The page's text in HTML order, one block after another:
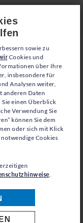
sowie zu
Cookies und
über Ihre
insbesondere für
Analysen weiter,
anderen Daten
Sie einen Überblick
Verwendung Sie
können Sie dem
oder sich mit Klick
Cookies
.
SPENDEN
VIELE